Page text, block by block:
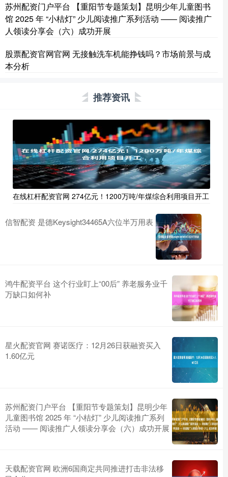
苏州配资门户平台 【重阳节专题策划】昆明少年儿童图书
馆 2025 年 “小桔灯” 少儿阅读推广系列活动 —— 阅读推广
人领读分享会（六）成功开展
股票配资官网官网 无接触洗车机能挣钱吗？市场前景与成
本分析
推荐资讯
在线杠杆配资官网 274亿元！1200万吨/年煤综合利用项目开工
信智配资 是德Keysight34465A六位半万用表
鸿牛配资平台 这个行业盯上“00后” 养老服务业千
万缺口如何补
星火配资官网 赛诺医疗：12月26日获融资买入
1.60亿元
苏州配资门户平台 【重阳节专题策划】昆明少年
儿童图书馆 2025 年 “小桔灯” 少儿阅读推广系列
活动 —— 阅读推广人领读分享会（六）成功开展
天载配资官网 欧洲6国商定共同推进打击非法移